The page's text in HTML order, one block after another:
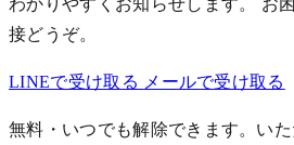
接どうぞ。
LINEで受け取る メールで受け取る
無料・いつでも解除できます。い